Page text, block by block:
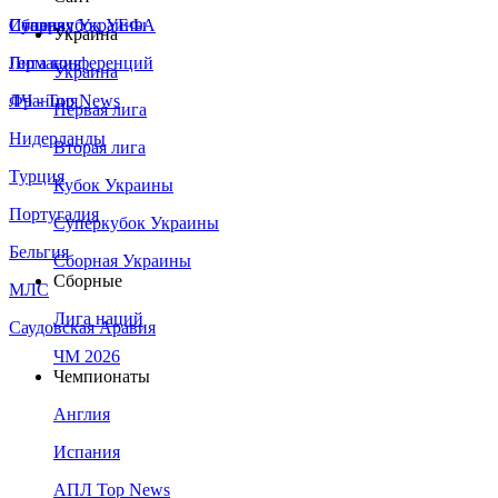
Сборная Украины
Италия
Германия
Франция
Нидерланды
Турция
Португалия
Бельгия
МЛС
Саудовская Аравия
Суперкубок УЕФА
Лига конференций
ЛЧ - Top News
Украина
Украина
Первая лига
Вторая лига
Кубок Украины
Суперкубок Украины
Сборная Украины
Сборные
Лига наций
ЧМ 2026
Чемпионаты
Англия
Испания
АПЛ Top News